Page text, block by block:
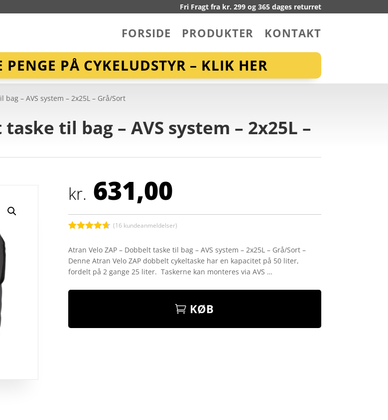
Fri Fragt fra kr. 299 og 365 dages returret
FORSIDE PRODUKTER KONTAKT
PÅ CYKELUDSTYR – KLIK HER
– AVS system – 2x25L – Grå/Sort
til bag – AVS system – 2x25L –
kr. 631,00
ud af 5
baseret på
kundebedø
mmelser
(16 kundeanmeldelser)
Atran Velo ZAP – Dobbelt taske til bag – AVS system – 2x25L – Grå/Sort –
Denne Atran Velo ZAP dobbelt cykeltaske har en kapacitet på 50 liter,
fordelt på 2 gange 25 liter. Taskerne kan monteres via AVS …
KØB